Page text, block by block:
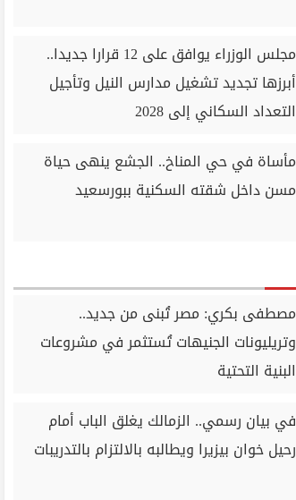
مجلس الوزراء يوافق على 12 قرارا جديدا..
أبرزها تجديد تشغيل مدارس النيل وتأجيل
التعداد السكاني إلى 2028
مأساة في حي المناخ.. الجشع ينهى حياة
مسن داخل شقته السكنية ببورسعيد
مصطفى بكري: مصر تُبنى من جديد..
وتريليونات الجنيهات تُستثمر في مشروعات
البنية التحتية
في بيان رسمي.. الزمالك يغلق الباب أمام
رحيل خوان بيزيرا ويطالبه بالالتزام بالتدريبات